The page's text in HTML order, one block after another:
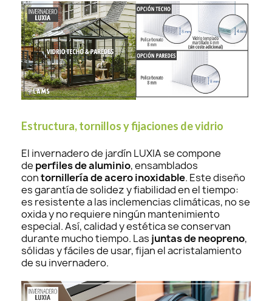
Estructura, tornillos y fijaciones de vidrio
El invernadero de jardín LUXIA se compone
de perfiles de aluminio, ensamblados
contornillería de acero inoxidable. Este diseño
es garantía de solidez y fiabilidad en el tiempo:
es resistente a las inclemencias climáticas, no se
oxida y no requiere ningún mantenimiento
especial. Así, calidad y estética se conservan
durante mucho tiempo. Las juntas de neopreno,
sólidas y fáciles de usar, fijan el acristalamiento
de su invernadero.